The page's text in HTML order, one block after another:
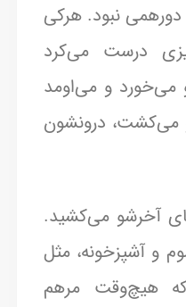
نبود. هرکی
درست می‌کرد
می‌خورد و می‌اومد
می‌کشت، درونشون
آخرشو می‌کشید.
و آشپزخونه، مثل
هیچ‌وقت مرهم